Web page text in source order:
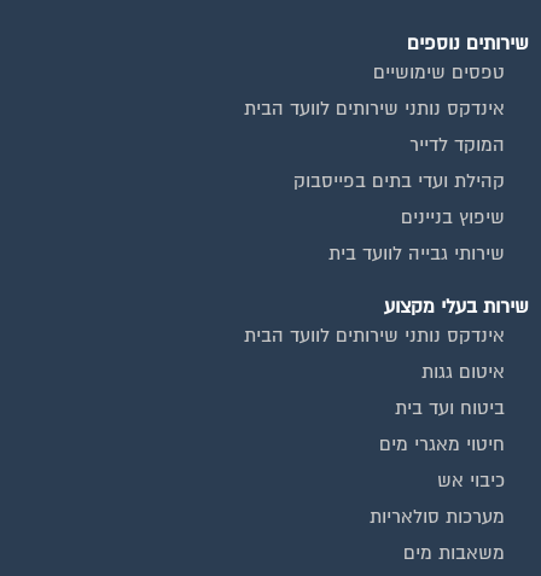
שירותים נוספים
טפסים שימושיים
אינדקס נותני שירותים לוועד הבית
המוקד לדייר
קהילת ועדי בתים בפייסבוק
שיפוץ בניינים
שירותי גבייה לוועד בית
שירות בעלי מקצוע
אינדקס נותני שירותים לוועד הבית
איטום גגות
ביטוח ועד בית
חיטוי מאגרי מים
כיבוי אש
מערכות סולאריות
משאבות מים